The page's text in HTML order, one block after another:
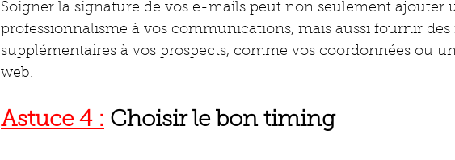
Soigner la signature de vos e-mails peut non seulement ajouter
professionnalisme à vos communications, mais aussi fournir
supplémentaires à vos prospects, comme vos coordonnées ou
web.
Astuce 4 : Choisir le bon timing